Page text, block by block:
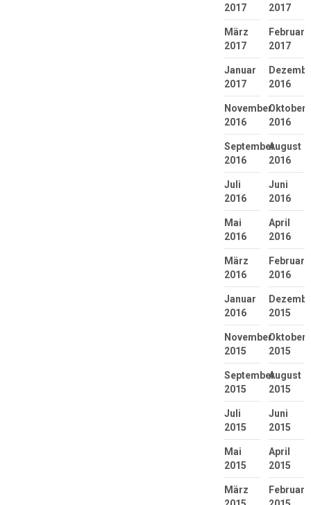
2017
2017
März
2017
Februar
2017
Januar
2017
2016
November
2016
Oktober
2016
September
2016
August
2016
Juli
2016
Juni
2016
Mai
2016
April
2016
März
2016
Februar
2016
Januar
2016
2015
November
2015
Oktober
2015
September
2015
August
2015
Juli
2015
Juni
2015
Mai
2015
April
2015
März
Februar